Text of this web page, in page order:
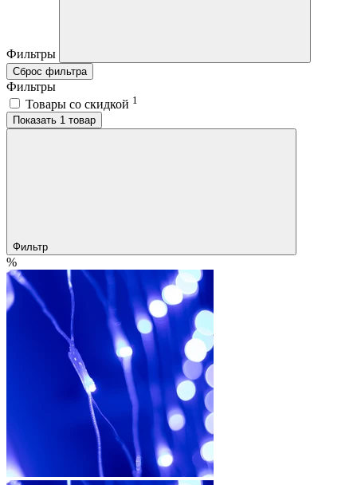
Фильтры
Сброс фильтра
Фильтры
Товары со скидкой 1
Показать 1 товар
Фильтр
%